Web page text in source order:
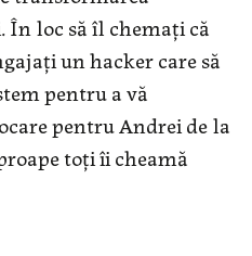
loc să îl chemați că
un hacker care să
pentru a vă
pentru Andrei de la
toți îi cheamă